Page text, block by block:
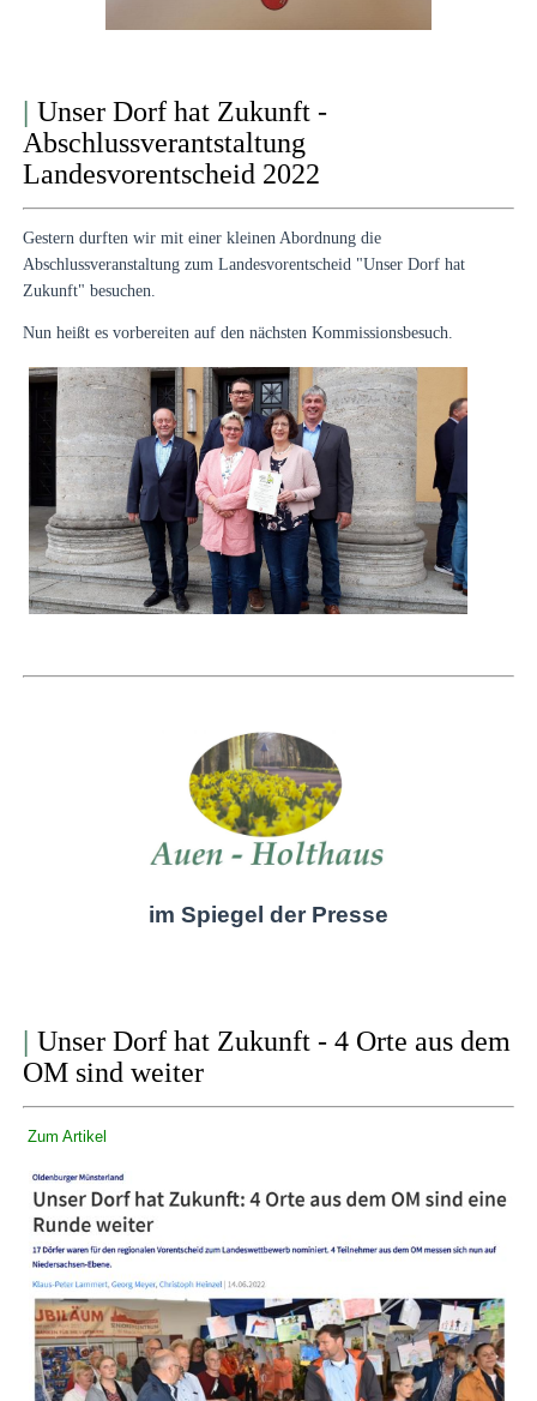
| Unser Dorf hat Zukunft -
Abschlussverantstaltung
Landesvorentscheid 2022
Gestern durften wir mit einer kleinen Abordnung die
Abschlussveranstaltung zum Landesvorentscheid "Unser Dorf hat
Zukunft" besuchen.
Nun heißt es vorbereiten auf den nächsten Kommissionsbesuch.
im Spiegel der Presse
Unser Dorf hat Zukunft - 4 Orte aus dem
OM sind weiter
Zum Artikel